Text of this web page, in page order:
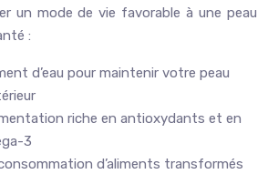
un mode de vie favorable à une peau
:
d’eau pour maintenir votre peau
riche en antioxydants et en
3
d’aliments transformés